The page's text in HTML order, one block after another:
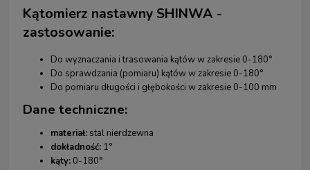
Kątomierz nastawny SHINWA -
zastosowanie:
Do wyznaczania i trasowania kątów w zakresie 0-180°
Do sprawdzania (pomiaru) kątów w zakresie 0-180°
Do pomiaru długości i głębokości w zakresie 0-100 mm
Dane techniczne:
materiał: stal nierdzewna
dokładność: 1°
kąty: 0-180°